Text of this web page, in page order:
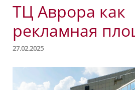
ТЦ Аврора как
рекламная
27.02.2025